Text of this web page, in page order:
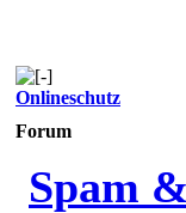
Onlineschutz
Forum
Spam